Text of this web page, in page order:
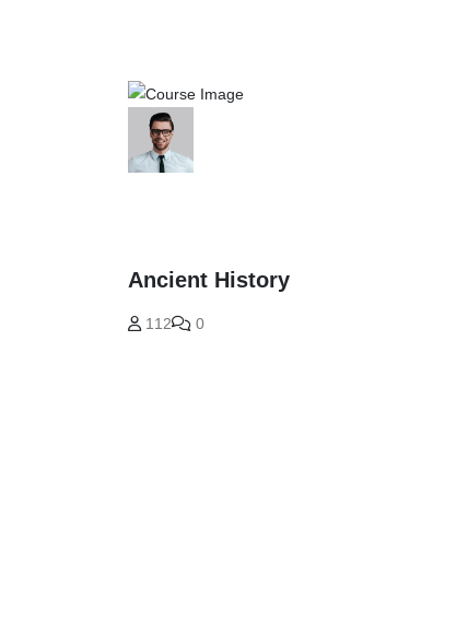
Ancient History
112 0